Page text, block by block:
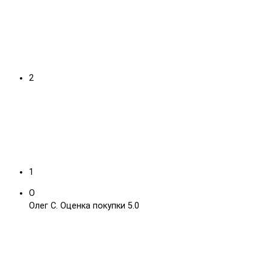
2
1
О
Олег С. Оценка покупки 5.0